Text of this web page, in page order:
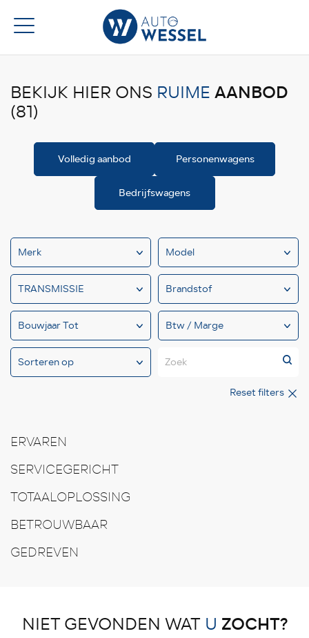
BEKIJK HIER ONS RUIMEAANBOD
(81)
Volledig aanbod Personenwagens
Bedrijfswagens
Zoek
Reset filters
ERVAREN
SERVICEGERICHT
TOTAALOPLOSSING
BETROUWBAAR
GEDREVEN
NIET GEVONDEN WAT U ZOCHT?